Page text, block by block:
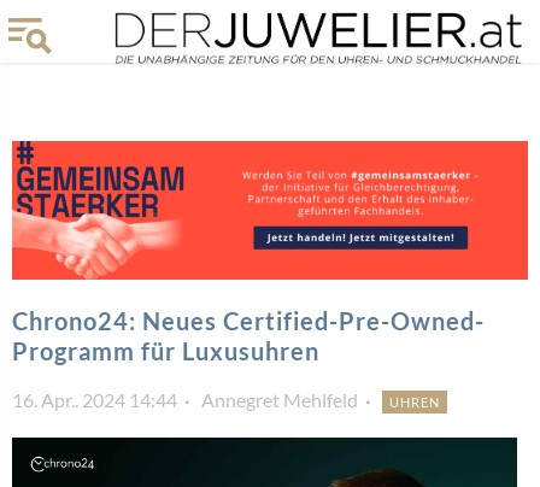
Chrono24: Neues Certified-Pre-Owned-
Programm für Luxusuhren
16. Apr.. 2024 14:44 Annegret Mehlfeld UHREN